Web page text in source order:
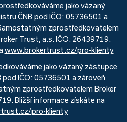
jako vázaný
ČNB pod IČO: 05736501 a
zprostředkovatelem
Trust, a.s. IČO: 26439719.
www.brokertrust.cz/pro-klienty
jako vázaný zástupce
pod IČO: 05736501 a zároveň
zprostředkovatelem Broker
Bližší informace získáte na
pro-klienty